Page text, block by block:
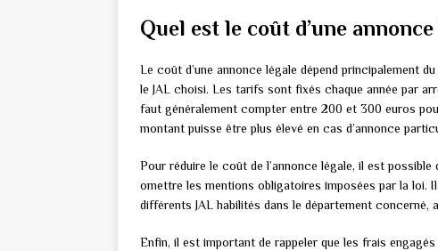
Quel est le coût d’une
Le coût d’une annonce légale dépend principalement
le JAL choisi. Les tarifs sont fixés chaque année par
faut généralement compter entre 200 et 300 euros
montant puisse être plus élevé en cas d’annonce
Pour réduire le coût de l’annonce légale, il est
omettre les mentions obligatoires imposées par la loi.
différents JAL habilités dans le département concerné,
Enfin, il est important de rappeler que les frais